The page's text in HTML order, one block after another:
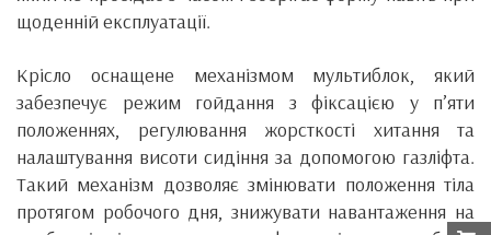
щоденній експлуатації.
Крісло оснащене механізмом мультиблок, який
забезпечує режим гойдання з фіксацією у п’яти
положеннях, регулювання жорсткості хитання та
налаштування висоти сидіння за допомогою газліфта.
Такий механізм дозволяє змінювати положення тіла
протягом робочого дня, знижувати навантаження на